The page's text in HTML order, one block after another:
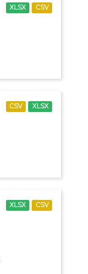
XLSX CSV
CSV XLSX
XLSX CSV